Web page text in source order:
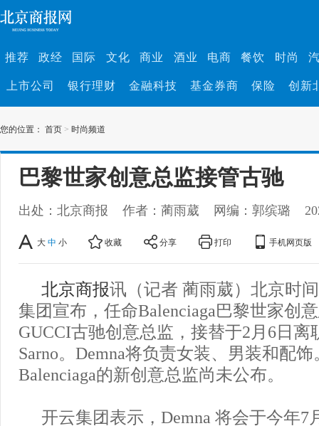
推荐 政经 国际 文化 商业 酒业 电商 餐饮 时尚
上市公司 银行理财 金融科技 基金券商 保险 创新
您的位置： 首页 > 时尚频道
巴黎世家创意总监接管古驰
出处：北京商报 作者：蔺雨葳 网编：郭缤璐
大 中 小 收藏 分享 打印 手机网页版
北京商报讯（记者 蔺雨葳）北京时
集团宣布，任命Balenciaga巴黎世家创
GUCCI古驰创意总监，接替于2月6日离
Sarno。Demna将负责女装、男装和配
Balenciaga的新创意总监尚未公布。
开云集团表示，Demna 将会于今年7